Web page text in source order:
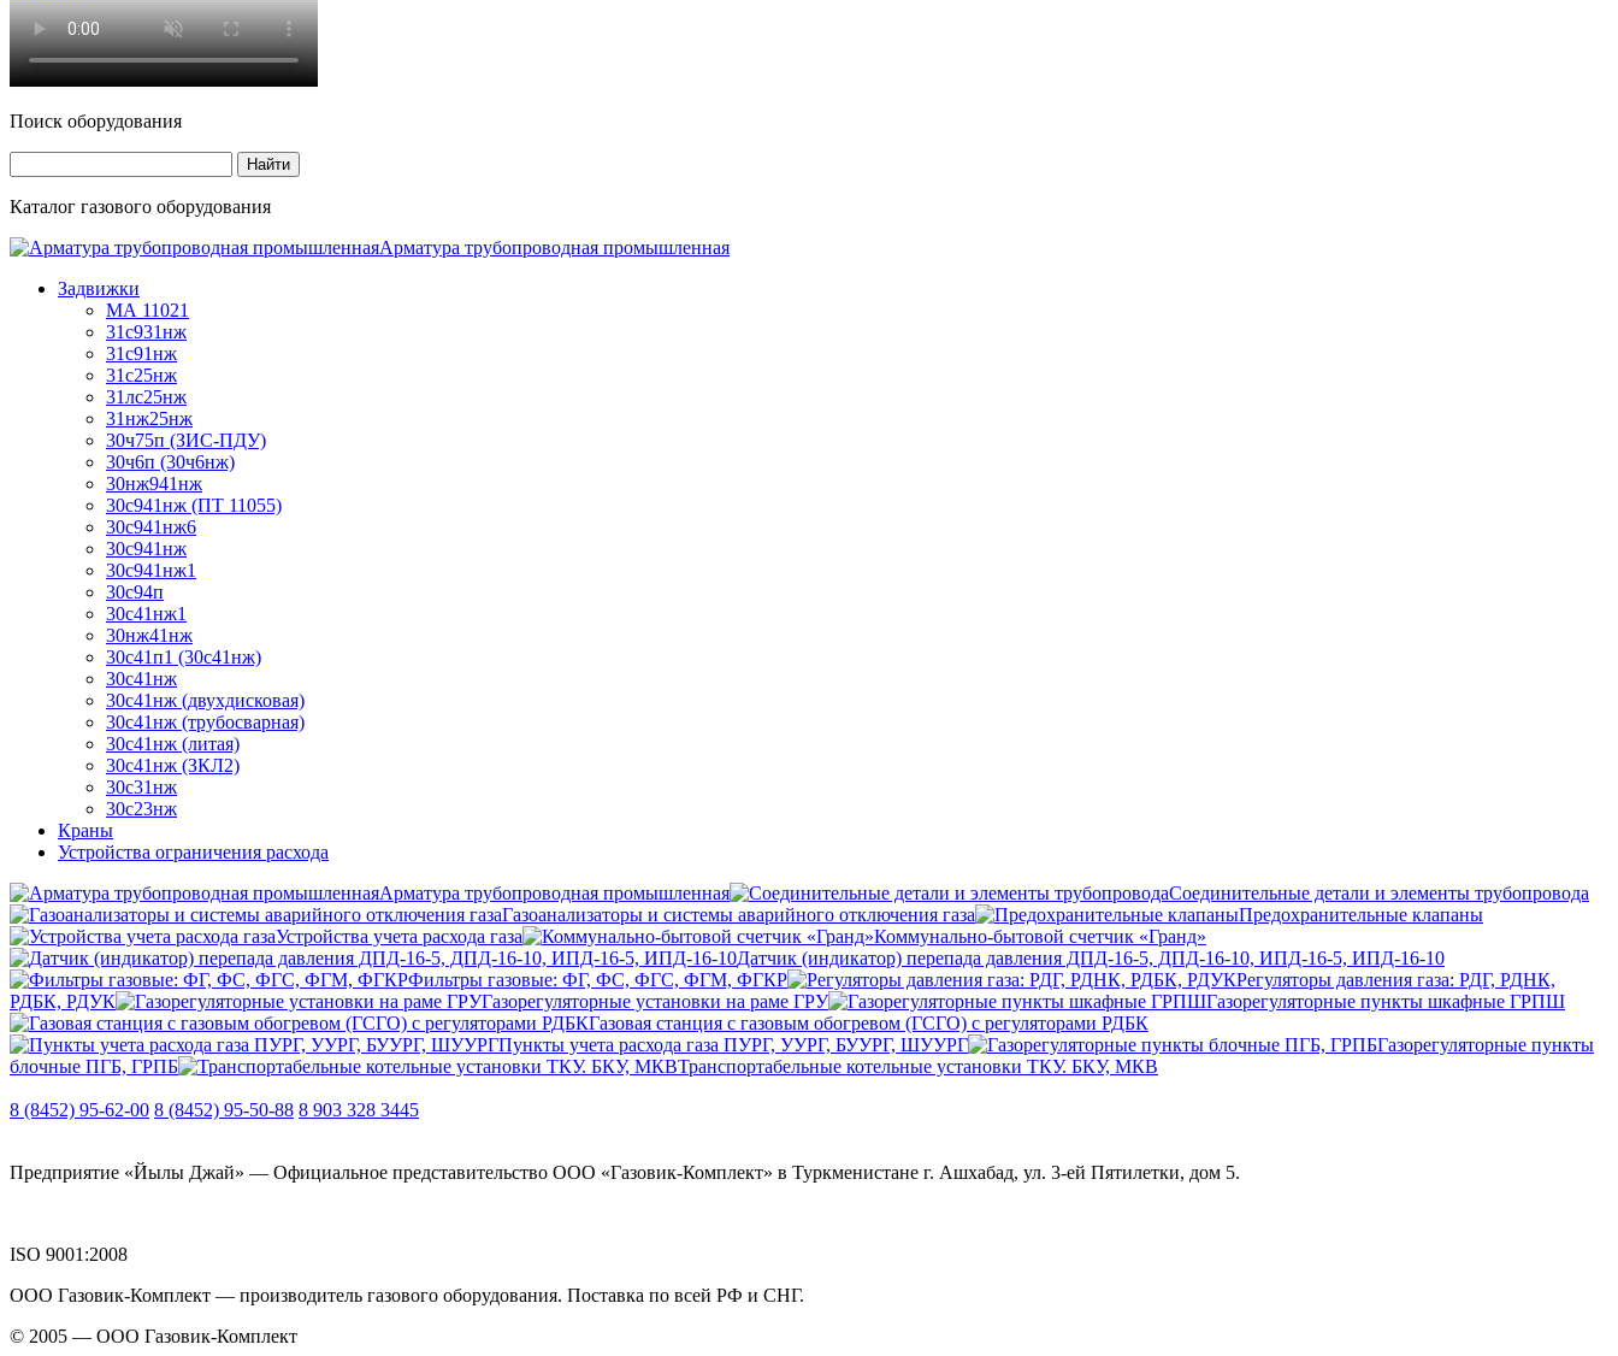
Поиск оборудования
Каталог газового оборудования
Арматура трубопроводная промышленная
Задвижки
МА 11021
31с931нж
31с91нж
31с25нж
31лс25нж
31нж25нж
30ч75п (ЗИС-ПДУ)
30ч6п (30ч6нж)
30нж941нж
30с941нж (ПТ 11055)
30с941нж6
30с941нж
30с941нж1
30с94п
30с41нж1
30нж41нж
30с41п1 (30с41нж)
30с41нж
30с41нж (двухдисковая)
30с41нж (трубосварная)
30с41нж (литая)
30с41нж (ЗКЛ2)
30с31нж
30с23нж
Краны
Устройства ограничения расхода
Арматура трубопроводная промышленная
Соединительные детали и элементы трубопровода
Газоанализаторы и системы аварийного отключения газа
Предохранительные клапаны
Устройства учета расхода газа
Коммунально-бытовой счетчик «Гранд»
Датчик (индикатор) перепада давления ДПД-16-5, ДПД-16-10, ИПД-16-5, ИПД-16-10
Фильтры газовые: ФГ, ФС, ФГС, ФГМ, ФГКР
Регуляторы давления газа: РДГ, РДНК,
РДБК, РДУК
Газорегуляторные установки на раме ГРУ
Газорегуляторные пункты шкафные ГРПШ
Газовая станция с газовым обогревом (ГСГО) с регуляторами РДБК
Пункты учета расхода газа ПУРГ, УУРГ, БУУРГ, ШУУРГ
Газорегуляторные пункты
блочные ПГБ, ГРПБ
Транспортабельные котельные установки ТКУ. БКУ, МКВ
8 (8452) 95-62-00 8 (8452) 95-50-88 8 903 328 3445
Предприятие «Йылы Джай» — Официальное представительство ООО «Газовик-Комплект» в Туркменистане г. Ашхабад, ул. 3-ей Пятилетки, дом 5.
ISO 9001:2008
ООО Газовик-Комплект — производитель газового оборудования. Поставка по всей РФ и СНГ.
© 2005 — ООО Газовик-Комплект